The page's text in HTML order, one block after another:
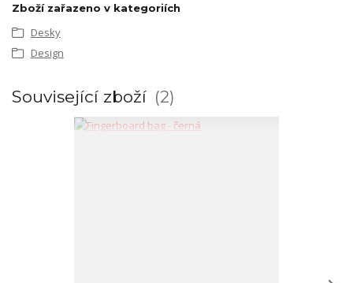
Zboží zařazeno v kategoriích
Desky
Design
Související zboží 2